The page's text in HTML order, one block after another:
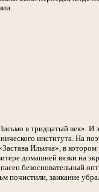
в тридцатый век». И
института. На
Ильича», в котором
домашней вязки на
безосновательный
почистили, заикание